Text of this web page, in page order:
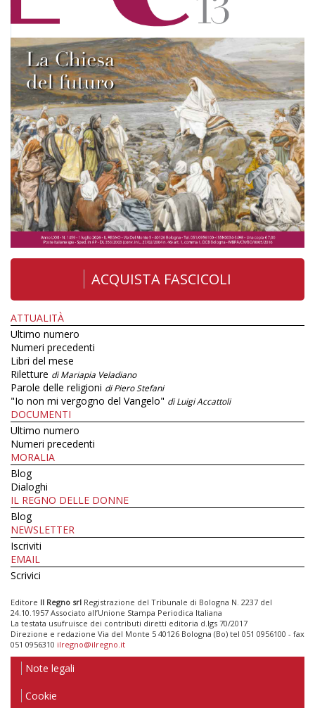
ACQUISTA FASCICOLI
ATTUALITÀ
Ultimo numero
Numeri precedenti
Libri del mese
Riletture di Mariapia Veladiano
Parole delle religioni di Piero Stefani
"Io non mi vergogno del Vangelo" di Luigi Accattoli
DOCUMENTI
Ultimo numero
Numeri precedenti
MORALIA
Blog
Dialoghi
IL REGNO DELLE DONNE
Blog
NEWSLETTER
Iscriviti
EMAIL
Scrivici
Editore Il Regno srl Registrazione del Tribunale di Bologna N. 2237 del
24.10.1957 Associato all’Unione Stampa Periodica Italiana
La testata usufruisce dei contributi diretti editoria d.lgs 70/2017
Direzione e redazione Via del Monte 5 40126 Bologna (Bo) tel 051 0956100 - fax
051 0956310 ilregno@ilregno.it
Note legali
Cookie